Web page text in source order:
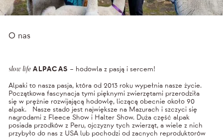
O nas
slow life ALPACAS – hodowla z pasją i sercem!
Alpaki to nasza pasja, która od 2013 roku wypełnia nasze życie.
Początkowa fascynacja tymi pięknymi zwierzętami przerodziła
się w prężnie rozwijającą hodowlę, liczącą obecnie około 90
alpak. Nasze stado jest największe na Mazurach i szczyci się
nagrodami z Fleece Show i Halter Show. Duża część alpak
posiada przodków z Peru, ojczyzny tych zwierząt, a wiele z nich
przybyło do nas z USA lub pochodzi od zacnych reproduktorów